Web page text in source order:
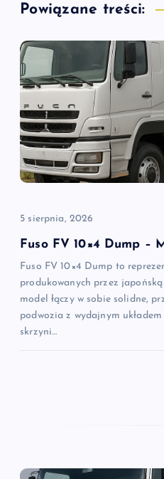
a
c
a
w
p
s
u
Powiązane treści:
5 sierpnia, 2026
Fuso FV 10×4 Dump –
Fuso FV 10×4 Dump to
produkowanych przez
model łączy w sobie solidne,
podwozia z wydajnym
skrzyni…